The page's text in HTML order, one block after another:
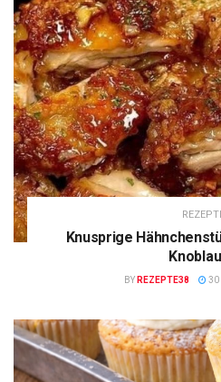
Knusprige
BY REZEPTE38 30